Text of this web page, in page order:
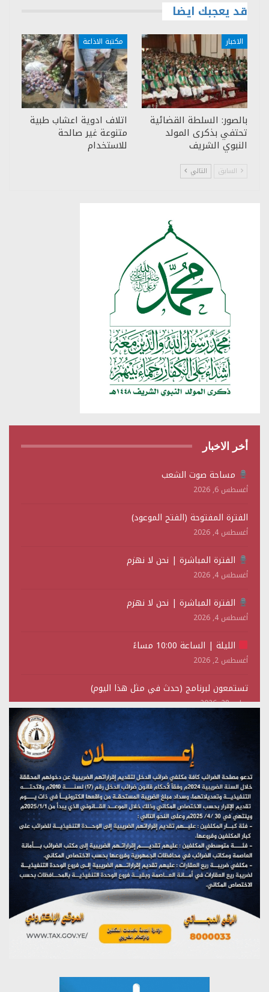
قد يعجبك ايضا
الاخبار
بالصور: السلطة القضائية
تحتفي بذكرى المولد
النبوي الشريف
مكتبة الاذاعة
اتلاف ادوية اعشاب طبية
متنوعة غير صالحة
للاستخدام
السابق التالي
أخر الاخبار
مساحة صوت الشعب
أغسطس 6, 2026
الفترة المفتوحة (الفتح الموعود)
أغسطس 4, 2026
الفترة المباشرة | نحن لا نهزم
أغسطس 4, 2026
الفترة المباشرة | نحن لا نهزم
أغسطس 4, 2026
الليلة | الساعة 10:00 مساءً
أغسطس 2, 2026
تستمعون لبرنامج (حدث في مثل هذا اليوم)
يوليو 28, 2026
(نحن لا نهزم) بث مباشر
تستمعون لبرنامج (هندسة الوهم)
يوليو 28, 2026
مؤتمر صحفي لمركز عين الإنسانية حول جرائم تحالف العدوان
على اليمن
يوليو 27, 2026
تستمعون لبرنامج (مع السيد القائد)
يوليو 26, 2026